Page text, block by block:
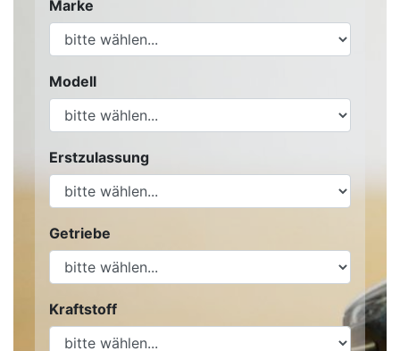
Marke
Modell
Erstzulassung
Getriebe
Kraftstoff